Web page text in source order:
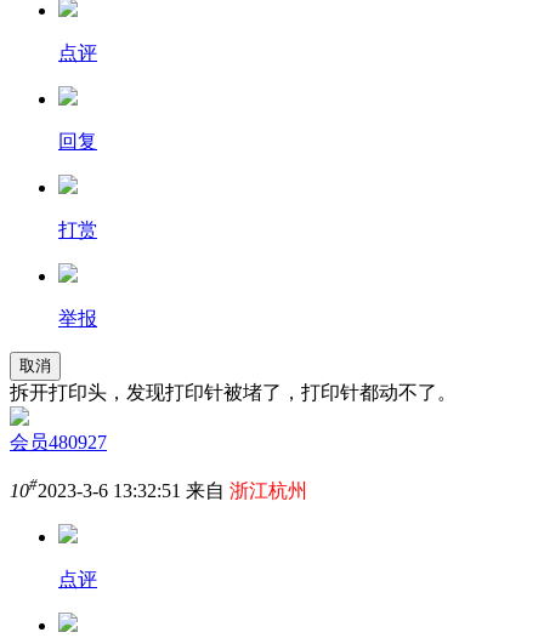
点评
回复
打赏
举报
取消
拆开打印头，发现打印针被堵了，打印针都动不了。
会员480927
10#2023-3-6 13:32:51 来自 浙江杭州
点评